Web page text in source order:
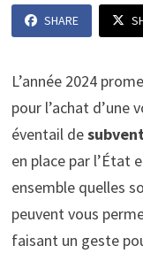
SHARE
L’année 2024
pour l’achat d’une
éventail de
en place par l’État
ensemble quelles
peuvent vous
faisant un geste